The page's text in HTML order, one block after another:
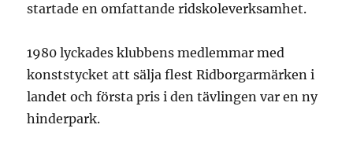
startade en omfattande ridskoleverksamhet.
1980 lyckades klubbens medlemmar med
konststycket att sälja flest Ridborgarmärken i
landet och första pris i den tävlingen var en ny
hinderpark.